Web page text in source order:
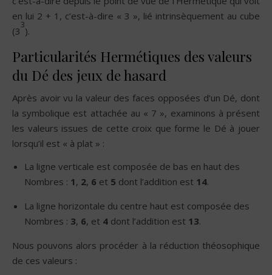
en lui 2 + 1, c’est-à-dire « 3 », lié intrinsèquement au cube
(3
3
).
Particularités Hermétiques des valeurs
du Dé des jeux de hasard
Après avoir vu la valeur des faces opposées d’un Dé, dont
la symbolique est attachée au « 7 », examinons à présent
les valeurs issues de cette croix que forme le Dé à jouer
lorsqu’il est « à plat » :
La ligne verticale est composée de bas en haut des
Nombres : 1 , 2, 6 et 5 dont l’addition est 14.
La ligne horizontale du centre haut est composée des
Nombres : 3, 6, et 4 dont l’addition est 13.
Nous pouvons alors procéder à la réduction théosophique
de ces valeurs :